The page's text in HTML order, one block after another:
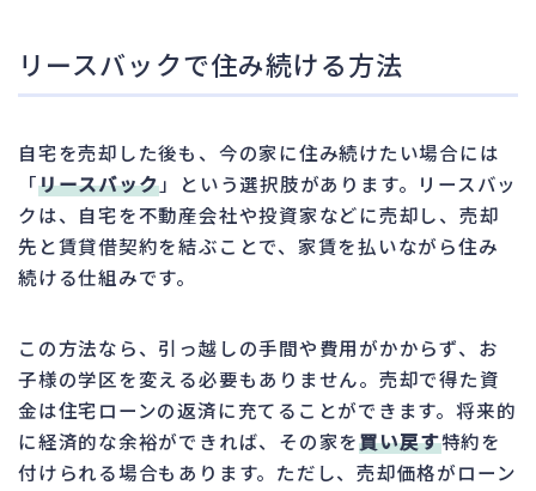
リースバックで住み続ける方法
自宅を売却した後も、今の家に住み続けたい場合には
「リースバック」という選択肢があります。リースバッ
クは、自宅を不動産会社や投資家などに売却し、売却
先と賃貸借契約を結ぶことで、家賃を払いながら住み
続ける仕組みです。
この方法なら、引っ越しの手間や費用がかからず、お
子様の学区を変える必要もありません。売却で得た資
金は住宅ローンの返済に充てることができます。将来的
に経済的な余裕ができれば、その家を買い戻す特約を
付けられる場合もあります。ただし、売却価格がローン